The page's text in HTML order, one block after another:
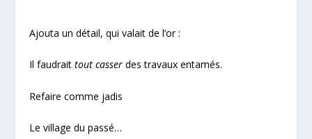
Ajouta un détail, qui valait de l’or :
Il faudraittout casser des travaux entamés.
Refaire comme jadis
Le village du passé…